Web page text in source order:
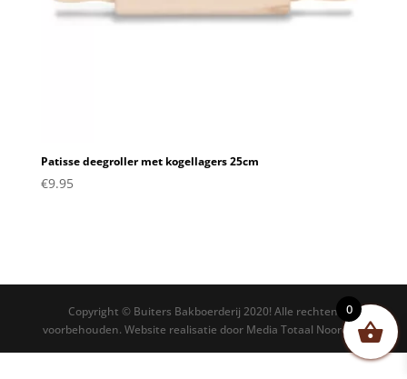
Patisse deegroller met kogellagers 25cm
€9.95
Copyright © Buiters Bakboerderij 2020! Alle rechten
voorbehouden. Website realisatie door Media Totaal Noord BV
0